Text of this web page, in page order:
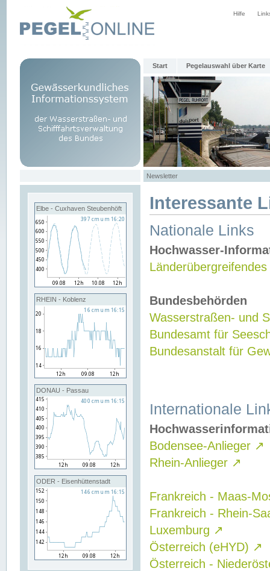
Hilfe
Start Pegelauswahl über Karte
Newsletter
Elbe - Cuxhaven Steubenhöft
RHEIN - Koblenz
DONAU - Passau
ODER - Eisenhüttenstadt
Interessante
Nationale Links
Hochwasser-
Bundesbehörden
Wasserstraßen- und
Bundesamt für
Bundesanstalt für
Internationale
Bodensee-Anlieger ↗
Rhein-Anlieger ↗
Frankreich - Maas-
Frankreich - Rhein-
Luxemburg ↗
Österreich (eHYD) ↗
Österreich -